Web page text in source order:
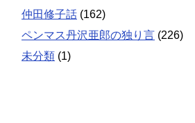
仲田修子話 (162)
ペンマス丹沢亜郎の独り言 (226)
未分類 (1)